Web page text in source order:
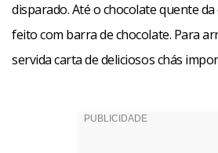
disparado. Até o chocolate quente
feito com barra de chocolate. Para
servida carta de deliciosos chás